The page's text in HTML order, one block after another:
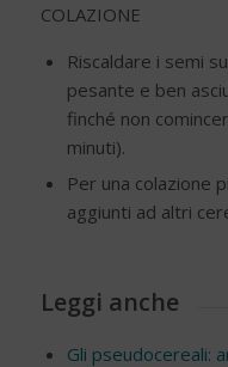
COLAZIONE
Riscaldare i semi
pesante e ben
finché non
minuti).
Per una colazione
aggiunti ad altri
Leggi anche
Gli pseudocereali: